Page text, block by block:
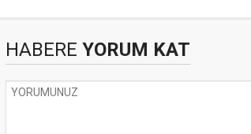
HABERE YORUM KAT